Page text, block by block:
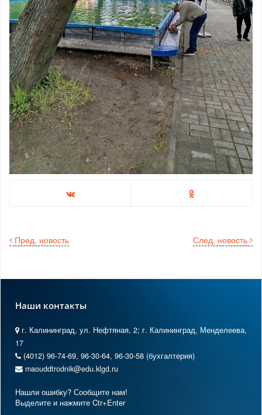
След. новость
Пред. новость
Наши контакты
г. Калининград, ул. Нефтяная, 2; г. Калининград, Менделеева,
17
(4012) 96-74-69, 96-30-64, 96-30-58 (бухгалтерия)
maouddtrodnik@edu.klgd.ru
Нашли ошибку? Сообщите нам!
Выделите и нажмите Ctr+Enter